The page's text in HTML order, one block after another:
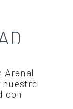
Arenal
nuestro
con